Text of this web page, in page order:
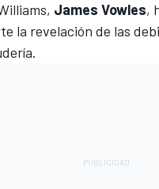
James Vowles,
la revelación de las